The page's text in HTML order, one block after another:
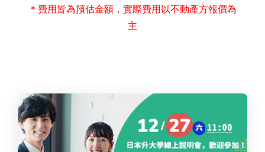
＊費用皆為預估金額，實際費用以不動產方報價為
主